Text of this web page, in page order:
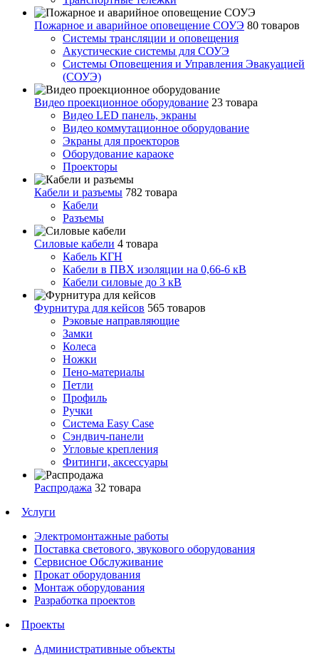
Пожарное и аварийное оповещение СОУЭ 80 товаров
Cистемы трансляции и оповещения
Акустические системы для СОУЭ
Системы Оповещения и Управления Эвакуацией
(СОУЭ)
Видео проекционное оборудование 23 товара
Видео LED панель, экраны
Видео коммутационное оборудование
Экраны для проекторов
Оборудование караоке
Проекторы
Кабели и разъемы 782 товара
Кабели
Разъемы
Силовые кабели 4 товара
Кабель КГН
Кабели в ПВХ изоляции на 0,66-6 кВ
Кабели силовые до 3 кВ
Фурнитура для кейсов 565 товаров
Рэковые направляющие
Замки
Колеса
Ножки
Пено-материалы
Петли
Профиль
Ручки
Система Easy Case
Сэндвич-панели
Угловые крепления
Фитинги, аксессуары
Распродажа 32 товара
Услуги
Электромонтажные работы
Поставка светового, звукового оборудования
Сервисное Обслуживание
Прокат оборудования
Монтаж оборудования
Разработка проектов
Проекты
Административные объекты